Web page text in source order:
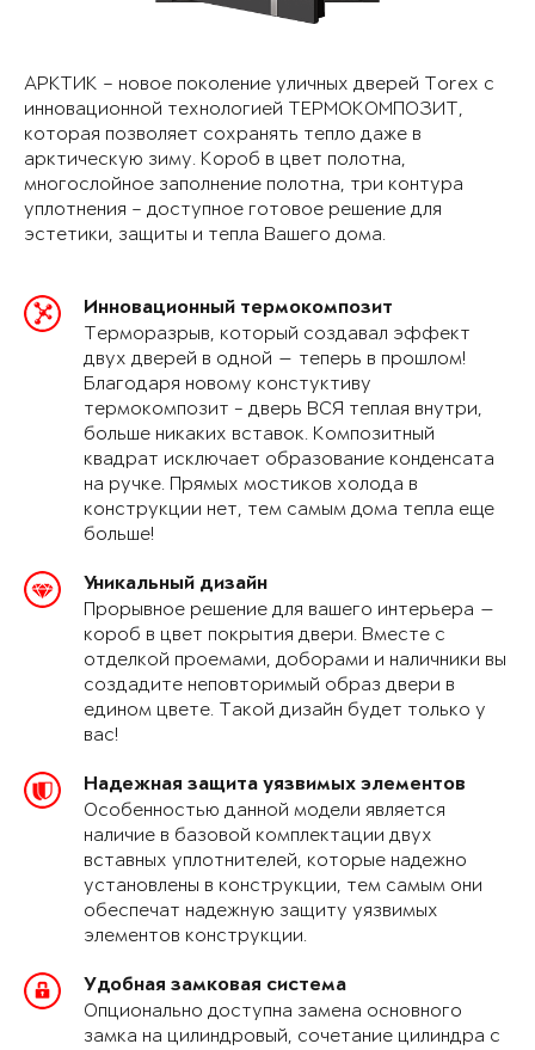
АРКТИК – новое поколение уличных дверей Torex с
инновационной технологией ТЕРМОКОМПОЗИТ,
которая позволяет сохранять тепло даже в
арктическую зиму. Короб в цвет полотна,
многослойное заполнение полотна, три контура
уплотнения – доступное готовое решение для
эстетики, защиты и тепла Вашего дома.
Инновационный термокомпозит
Терморазрыв, который создавал эффект
двух дверей в одной — теперь в прошлом!
Благодаря новому констуктиву
термокомпозит - дверь ВСЯ теплая внутри,
больше никаких вставок. Композитный
квадрат исключает образование конденсата
на ручке. Прямых мостиков холода в
конструкции нет, тем самым дома тепла еще
больше!
Уникальный дизайн
Прорывное решение для вашего интерьера —
короб в цвет покрытия двери. Вместе с
отделкой проемами, доборами и наличники вы
создадите неповторимый образ двери в
едином цвете. Такой дизайн будет только у
вас!
Надежная защита уязвимых элементов
Особенностью данной модели является
наличие в базовой комплектации двух
вставных уплотнителей, которые надежно
установлены в конструкции, тем самым они
обеспечат надежную защиту уязвимых
элементов конструкции.
Удобная замковая система
Опционально доступна замена основного
замка на цилиндровый, сочетание цилиндра с